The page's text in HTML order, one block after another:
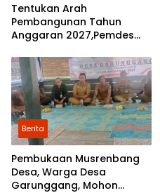
Tentukan Arah
Pembangunan Tahun
Anggaran 2027,Pemdes
Musrenbang
Berita
Pembukaan Musrenbang
Desa, Warga Desa
Garunggang, Mohon